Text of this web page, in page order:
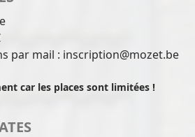
par mail : inscription@mozet.be
car les places sont limitées !